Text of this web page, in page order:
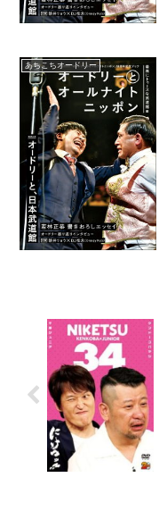
あちこちオードリー